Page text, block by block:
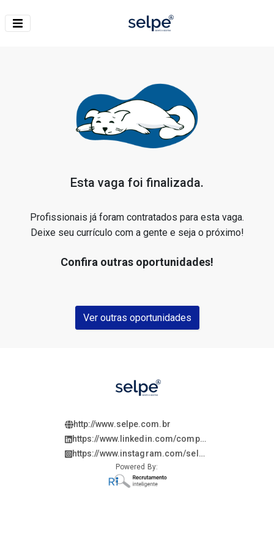
Esta vaga foi finalizada.
Profissionais já foram contratados para esta vaga.
Deixe seu currículo com a gente e seja o próximo!
Confira outras oportunidades!
Ver outras oportunidades
http://www.selpe.com.br
https://www.linkedin.com/company/selpevagas/
https://www.instagram.com/selpevagas/
Powered By: